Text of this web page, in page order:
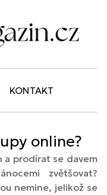
KONTAKT
online?
a prodírat se davem
zvětšovat?
nemine, jelikož se